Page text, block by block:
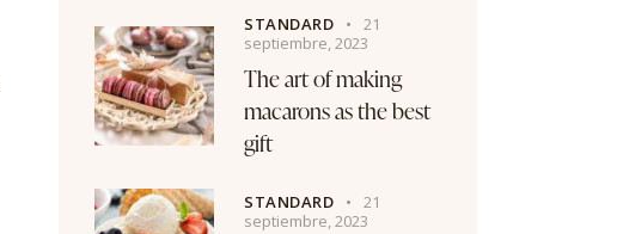
STANDARD
21
septiembre, 2023
The art of making
macarons as the best
gift
STANDARD
21
septiembre, 2023